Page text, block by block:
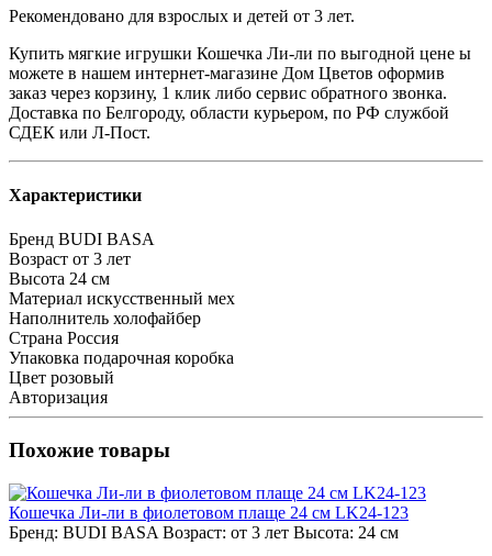
Рекомендовано для взрослых и детей от 3 лет.
Купить мягкие игрушки Кошечка Ли-ли по выгодной цене ы
можете в нашем интернет-магазине Дом Цветов оформив
заказ через корзину, 1 клик либо сервис обратного звонка.
Доставка по Белгороду, области курьером, по РФ службой
СДЕК или Л-Пост.
Характеристики
Бренд BUDI BASA
Возраст от 3 лет
Высота 24 см
Материал искусственный мех
Наполнитель холофайбер
Страна Россия
Упаковка подарочная коробка
Цвет розовый
Авторизация
Похожие товары
Кошечка Ли-ли в фиолетовом плаще 24 см LK24-123
Бренд: BUDI BASA Возраст: от 3 лет Высота: 24 см